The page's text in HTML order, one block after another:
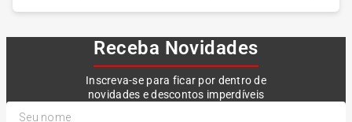
Receba Novidades
Inscreva-se para ficar por dentro de
novidades e descontos imperdíveis